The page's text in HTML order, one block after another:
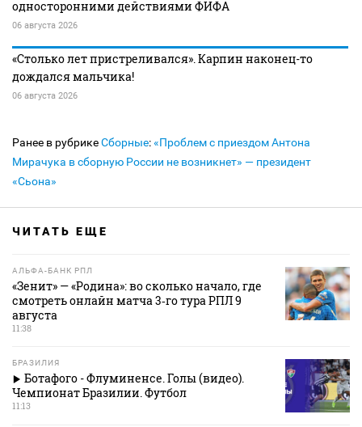
односторонними действиями ФИФА
06 августа 2026
«Столько лет пристреливался». Карпин наконец-то
дождался мальчика!
06 августа 2026
Ранее в рубрикеСборные:«Проблем с приездом Антона
Мирачука в сборную России не возникнет» — президент
«Сьона»
ЧИТАТЬ ЕЩЕ
АЛЬФА-БАНК РПЛ
«Зенит» — «Родина»: во сколько начало, где
смотреть онлайн матча 3‑го тура РПЛ 9
августа
11:38
БРАЗИЛИЯ
Ботафого - Флуминенсе. Голы (видео).
Чемпионат Бразилии. Футбол
11:13